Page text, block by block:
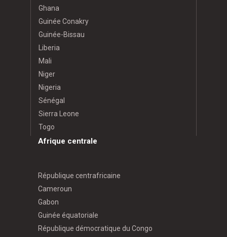
Ghana
Guinée Conakry
Guinée-Bissau
Liberia
Mali
Niger
Nigeria
Sénégal
Sierra Leone
Togo
Afrique centrale
République centrafricaine
Cameroun
Gabon
Guinée équatoriale
République démocratique du Congo